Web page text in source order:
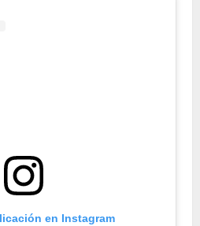
en Instagram